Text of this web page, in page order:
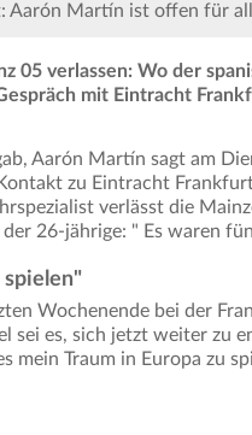
Aarón Martín ist offen für
05 verlassen: Wo der
mit Eintracht
Aarón Martín sagt am
zu Eintracht
verlässt die
26-jährige: " Es waren
spielen"
Wochenende bei der
sei es, sich jetzt weiter zu
mein Traum in Europa zu